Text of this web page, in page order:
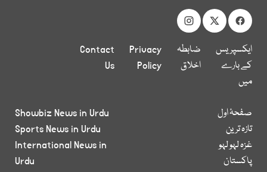
ایکسپریس
کے بارے
میں
ضابطہ
اخلاق
Privacy
Policy
Contact
Us
صفحۂ اول
تازہ ترین
غزہ لہو لہو
پاکستان
Showbiz News in Urdu
Sports News in Urdu
International News in
Urdu